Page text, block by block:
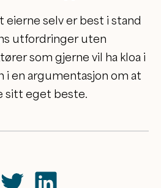
selv er best i stand
utfordringer uten
som gjerne vil ha kloa i
i en argumentasjon om at
sitt eget beste.